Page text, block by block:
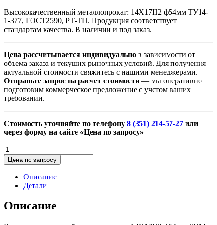
Высококачественный металлопрокат: 14Х17Н2 ф54мм ТУ14-
1-377, ГОСТ2590, РТ-ТП. Продукция соответствует
стандартам качества. В наличии и под заказ.
Цена рассчитывается индивидуально в зависимости от
объема заказа и текущих рыночных условий. Для получения
актуальной стоимости свяжитесь с нашими менеджерами.
Отправьте запрос на расчет стоимости — мы оперативно
подготовим коммерческое предложение с учетом ваших
требований.
Стоимость уточняйте по телефону 8 (351) 214-57-27 или
через форму на сайте «Цена по запросу»
Количество
товара
14Х17Н2
ф54мм
ТУ14-
377,
ГОСТ2590,
Цена по запросу
Описание
Детали
Описание